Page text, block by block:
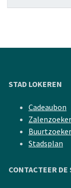
STAD LOKEREN
Cadeaubon
Zalenzoeker
Buurtzoeker
Stadsplan
CONTACTEER DE